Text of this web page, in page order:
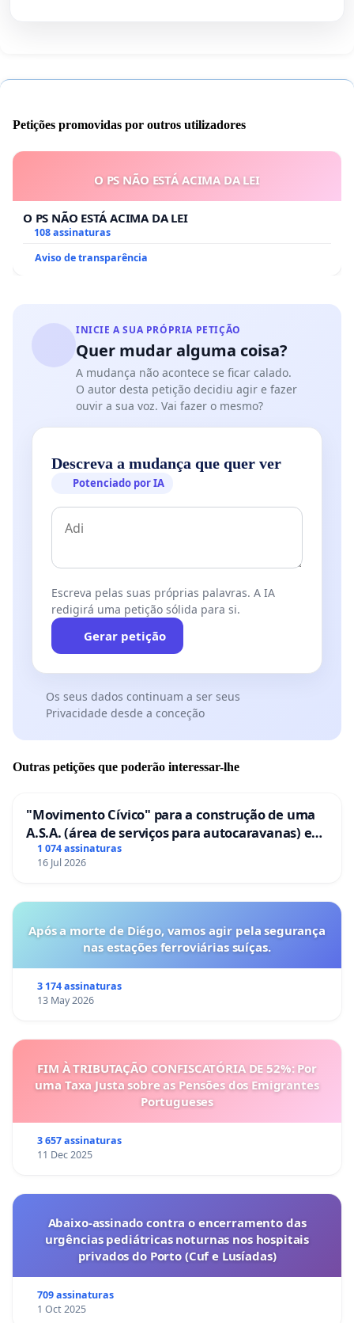
Petições promovidas por outros utilizadores
O PS NÃO ESTÁ ACIMA DA LEI
O PS NÃO ESTÁ ACIMA DA LEI
108 assinaturas
Aviso de transparência
INICIE A SUA PRÓPRIA PETIÇÃO
Quer mudar alguma coisa?
A mudança não acontece se ficar calado.
O autor desta petição decidiu agir e fazer
ouvir a sua voz. Vai fazer o mesmo?
Descreva a mudança que quer ver
Potenciado por IA
Escreva pelas suas próprias palavras. A IA
redigirá uma petição sólida para si.
Gerar petição
Os seus dados continuam a ser seus
Privacidade desde a conceção
Outras petições que poderão interessar-lhe
"Movimento Cívico" para a construção de uma
A.S.A. (área de serviços para autocaravanas) em
Coimbra
1 074 assinaturas
16 Jul 2026
Após a morte de Diégo, vamos agir pela segurança
nas estações ferroviárias suíças.
3 174 assinaturas
13 May 2026
FIM À TRIBUTAÇÃO CONFISCATÓRIA DE 52%: Por
uma Taxa Justa sobre as Pensões dos Emigrantes
Portugueses
3 657 assinaturas
11 Dec 2025
Abaixo-assinado contra o encerramento das
urgências pediátricas noturnas nos hospitais
privados do Porto (Cuf e Lusíadas)
709 assinaturas
1 Oct 2025